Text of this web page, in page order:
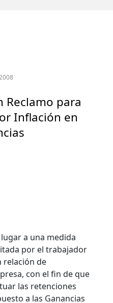
Reclamo para
Inflación en
a una medida
por el trabajador
relación de
con el fin de que
las retenciones
a las Ganancias